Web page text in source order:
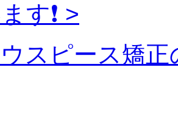
す❗️ >
スピース矯正